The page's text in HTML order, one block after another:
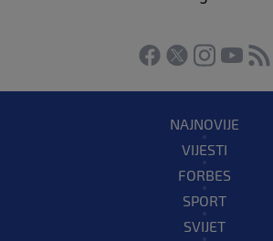
NAJNOVIJE
VIJESTI
FORBES
SPORT
SVIJET